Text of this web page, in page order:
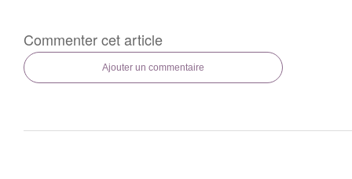
Commenter cet article
Ajouter un commentaire